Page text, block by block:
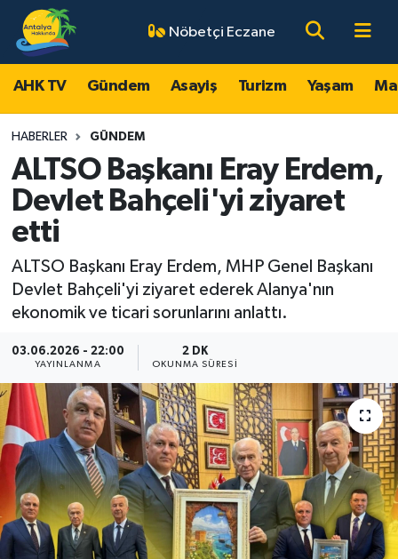
Nöbetçi Eczane
AHK TV Gündem Asayiş Turizm Yaşam
HABERLER GÜNDEM
ALTSO Başkanı Eray Erdem,
Devlet Bahçeli'yi ziyaret
etti
ALTSO Başkanı Eray Erdem, MHP Genel Başkanı
Devlet Bahçeli'yi ziyaret ederek Alanya'nın
ekonomik ve ticari sorunlarını anlattı.
03.06.2026 - 22:00
YAYINLANMA
2 DK
OKUNMA SÜRESI
AHK TV
Gündem
Asayiş
Turizm
Magazin
Spor
Dünya
Resmi Reklamlar
Antalya Nöbetçi Eczaneler
Antalya Hava Durumu
Antalya Namaz Vakitleri
Antalya Trafik Yoğunluk Haritası
Tüm Manşetler
Haber Arşivi